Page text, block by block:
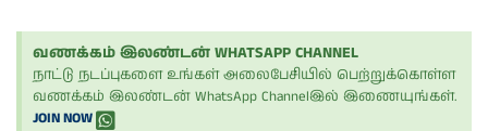
வணக்கம் இலண்டன் WHATSAPP CHANNEL
நாட்டு நடப்புகளை உங்கள் அலைபேசியில் பெற்றுக்கொள்ள
வணக்கம் இலண்டன் WhatsApp Channelஇல் இணையுங்கள்.
JOIN NOW